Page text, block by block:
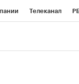
Телеканал